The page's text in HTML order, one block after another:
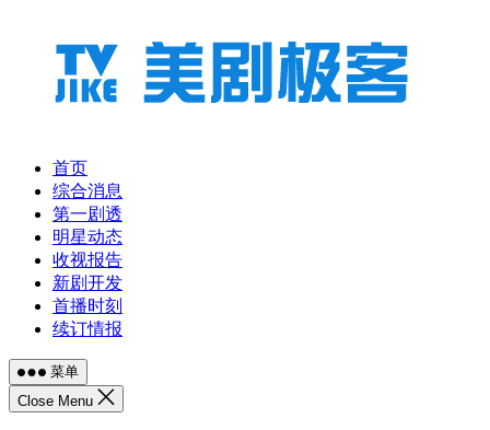
首页
综合消息
第一剧透
明星动态
收视报告
新剧开发
首播时刻
续订情报
菜单
Close Menu